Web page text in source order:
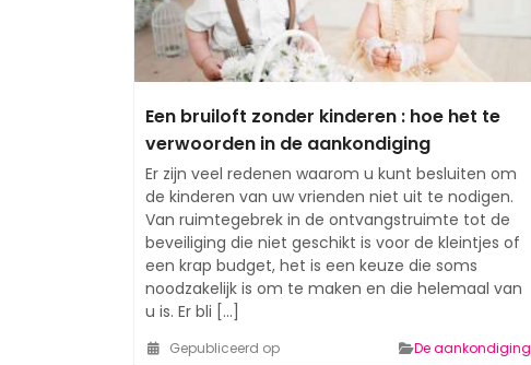
Een bruiloft zonder kinderen : hoe het te
verwoorden in de aankondiging
Er zijn veel redenen waarom u kunt besluiten om
de kinderen van uw vrienden niet uit te nodigen.
Van ruimtegebrek in de ontvangstruimte tot de
beveiliging die niet geschikt is voor de kleintjes of
een krap budget, het is een keuze die soms
noodzakelijk is om te maken en die helemaal van
u is. Er bli [...]
Gepubliceerd op De aankondiging